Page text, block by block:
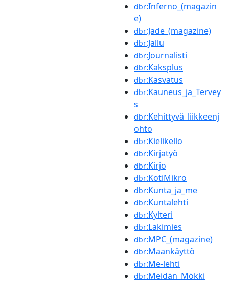
dbr:Inferno_(magazin
e)
dbr:Jade_(magazine)
dbr:Jallu
dbr:Journalisti
dbr:Kaksplus
dbr:Kasvatus
dbr:Kauneus_ja_Tervey
s
dbr:Kehittyvä_liikkeenj
ohto
dbr:Kielikello
dbr:Kirjatyö
dbr:Kirjo
dbr:KotiMikro
dbr:Kunta_ja_me
dbr:Kuntalehti
dbr:Kylteri
dbr:Lakimies
dbr:MPC_(magazine)
dbr:Maankäyttö
dbr:Me-lehti
dbr:Meidän_Mökki